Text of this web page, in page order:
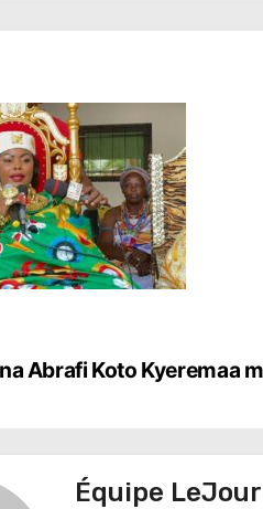
Abrafi Koto Kyeremaa
Équipe